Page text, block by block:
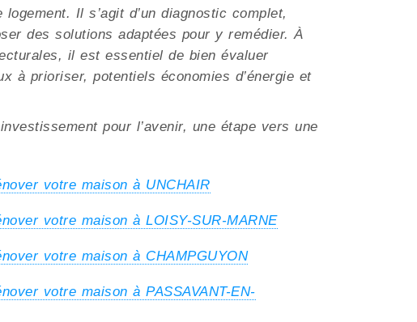
Il s’agit d’un diagnostic complet,
des solutions adaptées pour y remédier. À
il est essentiel de bien évaluer
à prioriser, potentiels économies d’énergie et
pour l’avenir, une étape vers une
votre maison à UNCHAIR
votre maison à LOISY-SUR-MARNE
votre maison à CHAMPGUYON
votre maison à PASSAVANT-EN-